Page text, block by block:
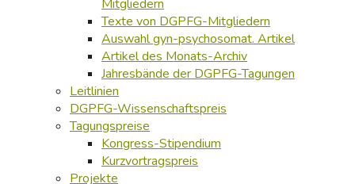
Mitgliedern
Texte von DGPFG-Mitgliedern
Auswahl gyn-psychosomat. Artikel
Artikel des Monats-Archiv
Jahresbände der DGPFG-Tagungen
Leitlinien
DGPFG-Wissenschaftspreis
Tagungspreise
Kongress-Stipendium
Kurzvortragspreis
Projekte